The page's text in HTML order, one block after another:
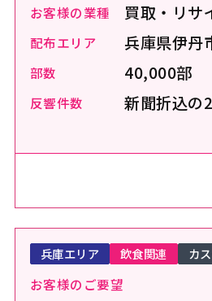
お客様の業種 買取・リサ
配布エリア 兵庫県伊丹
部数 40,000部
反響件数 新聞折込の
お客様のご要望
兵庫エリア 飲食関連 カ